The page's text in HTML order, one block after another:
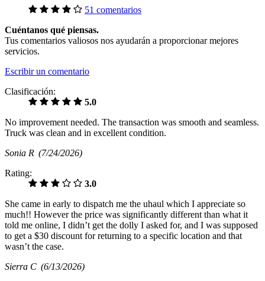
51 comentarios
Cuéntanos qué piensas.
Tus comentarios valiosos nos ayudarán a proporcionar mejores
servicios.
Escribir un comentario
Clasificación:
5.0
No improvement needed. The transaction was smooth and seamless.
Truck was clean and in excellent condition.
Sonia R (7/24/2026)
Rating:
3.0
She came in early to dispatch me the uhaul which I appreciate so
much!! However the price was significantly different than what it
told me online, I didn’t get the dolly I asked for, and I was supposed
to get a $30 discount for returning to a specific location and that
wasn’t the case.
Sierra C (6/13/2026)